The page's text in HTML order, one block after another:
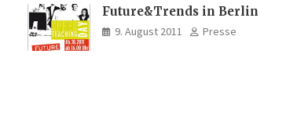
Future&Trends in Berlin
9. August 2011 Presse